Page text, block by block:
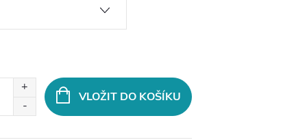
VLOŽIT DO KOŠÍKU